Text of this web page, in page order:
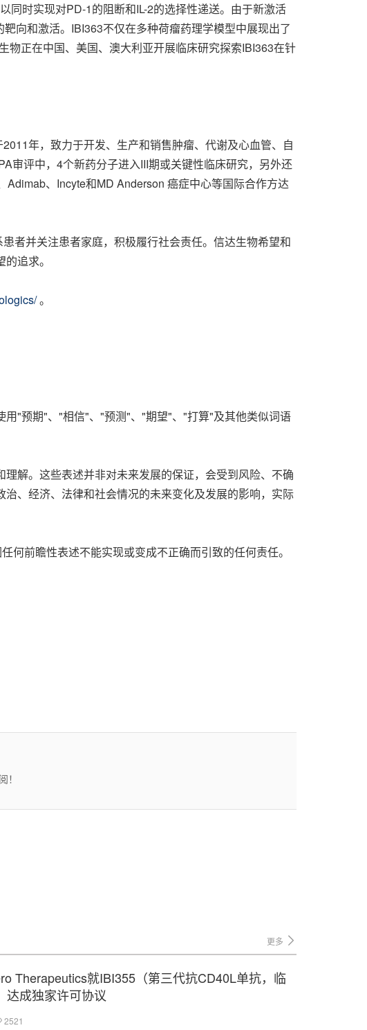
同时实现对PD-1的阻断和IL-2的选择性递送。由于新激活
向和激活。IBI363不仅在多种荷瘤药理学模型中展现出了
物正在中国、美国、澳大利亚开展临床研究探索IBI363在针
年，致力于开发、生产和销售肿瘤、代谢及心血管、自
审评中，4个新药分子进入III期或关键性临床研究，另外还
、Incyte和MD Anderson 癌症中心等国际合作方达
者并关注患者家庭，积极履行社会责任。信达生物希望和
追求。
。
"预期"、"相信"、"预测"、"期望"、"打算"及其他类似词语
解。这些表述并非对未来发展的保证，会受到风险、不确
、经济、法律和社会情况的未来变化及发展的影响，实际
何前瞻性表述不能实现或变成不正确而引致的任何责任。
更多
Therapeutics就IBI355（第三代抗CD40L单抗，临
达成独家许可协议
2521